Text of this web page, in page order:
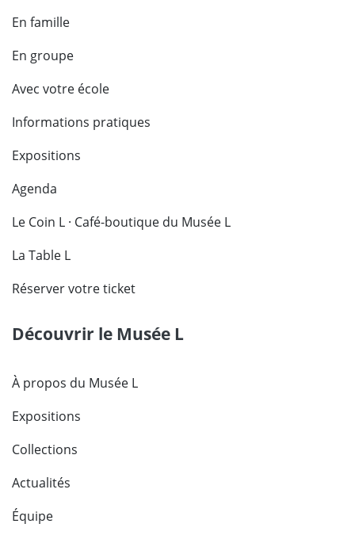
En famille
En groupe
Avec votre école
Informations pratiques
Expositions
Agenda
Le Coin L · Café-boutique du Musée L
La Table L
Réserver votre ticket
Découvrir le Musée L
À propos du Musée L
Expositions
Collections
Actualités
Équipe